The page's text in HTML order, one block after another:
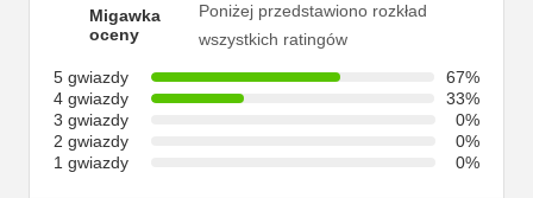
Migawka
oceny
Poniżej przedstawiono rozkład
wszystkich ratingów
5 gwiazdy
67%
4 gwiazdy
33%
3 gwiazdy
0%
2 gwiazdy
0%
1 gwiazdy
0%